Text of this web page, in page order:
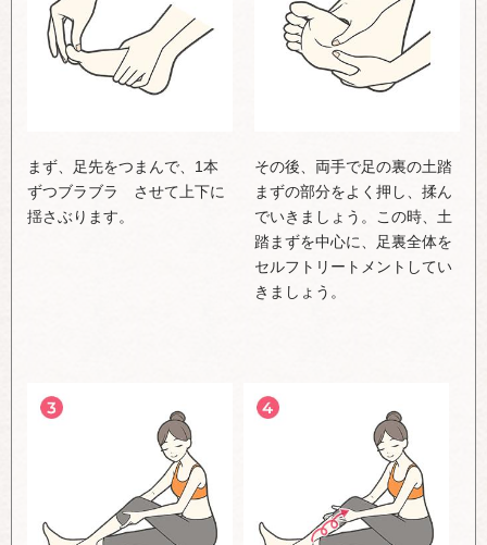
まず、足先をつまんで、1本
ずつブラブラ させて上下に
揺さぶります。
その後、両手で足の裏の土踏
まずの部分をよく押し、揉ん
でいきましょう。この時、土
踏まずを中心に、足裏全体を
セルフトリートメントしてい
きましょう。